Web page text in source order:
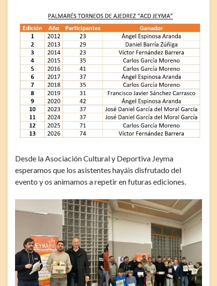
Desde la Asociación Cultural y Deportiva Jeyma
esperamos que los asistentes hayáis disfrutado del
evento y os animamos a repetir en futuras ediciones.